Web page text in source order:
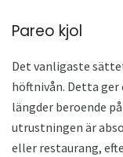
Pareo kjol
Det vanligaste
höftnivån. Detta ger
längder beroende
utrustningen är
eller restaurang,